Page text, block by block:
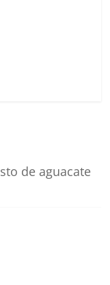
de aguacate